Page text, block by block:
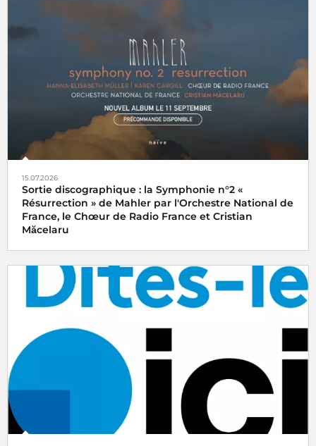
15.07.2026
Sortie discographique : la Symphonie n°2 «
Résurrection » de Mahler par l'Orchestre National de
France, le Chœur de Radio France et Cristian
Măcelaru